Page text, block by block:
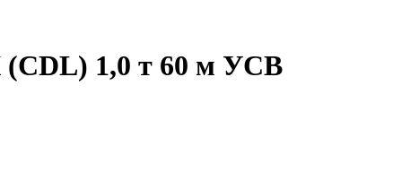
(CDL) 1,0 т 60 м УСВ